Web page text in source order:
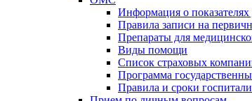
Информация о
Правила записи на
Препараты для
Виды помощи
Список страховых
Программа
Правила и сроки